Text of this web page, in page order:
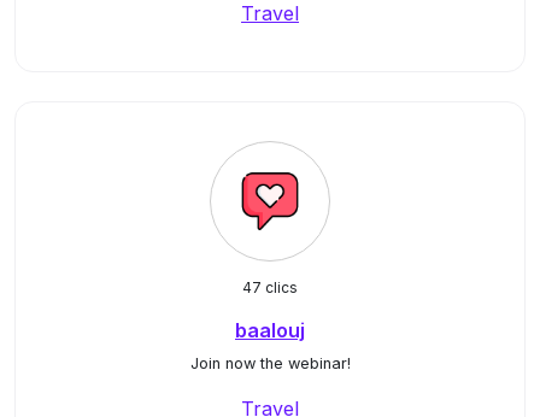
Travel
47 clics
baalouj
Join now the webinar!
Travel